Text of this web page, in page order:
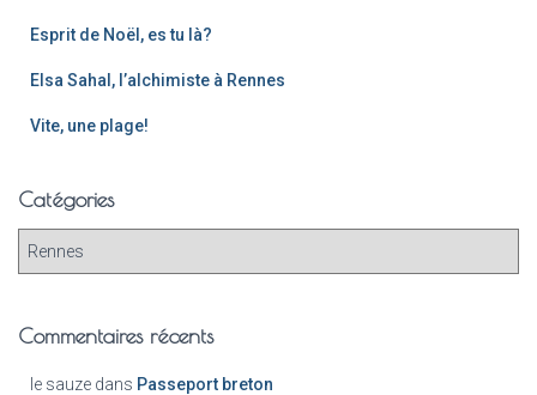
Esprit de Noël, es tu là?
Elsa Sahal, l’alchimiste à Rennes
Vite, une plage!
Catégories
Commentaires récents
le sauze dans Passeport breton